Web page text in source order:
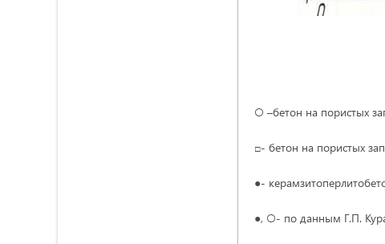
○ –бетон на пористых
□- бетон на пористых
●-
●, ○- по данным Г.П.